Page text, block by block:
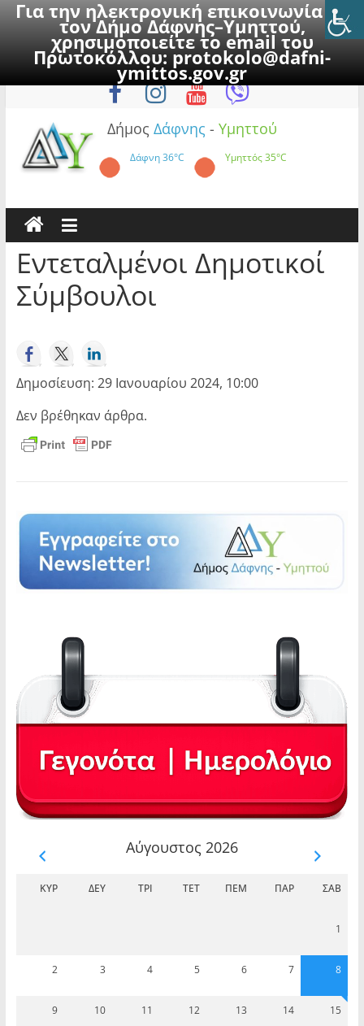
Για την ηλεκτρονική επικοινωνία με
τον Δήμο Δάφνης–Υμηττού,
χρησιμοποιείτε το email του
Πρωτοκόλλου:protokolo@dafni-
ymittos.gov.gr
to
Σάββατο, 8 Αυγούστου 2026
Δήμος Δάφνης - Υμηττού
Δάφνη36°C Υμηττός35°C
Εντεταλμένοι Δημοτικοί
Σύμβουλοι
Δημοσίευση: 29 Ιανουαρίου 2024, 10:00
Δεν βρέθηκαν άρθρα.
Αύγουστος 2026
ΚΥΡ ΔΕΥ ΤΡΊ ΤΕΤ ΠΈΜ ΠΑΡ ΣΆΒ
1
2 3 4 5 6 7 8
9 10 11 12 13 14 15